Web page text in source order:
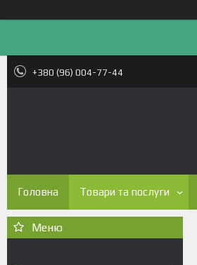
+380 (96) 004-77-44
Головна Товари та послуги